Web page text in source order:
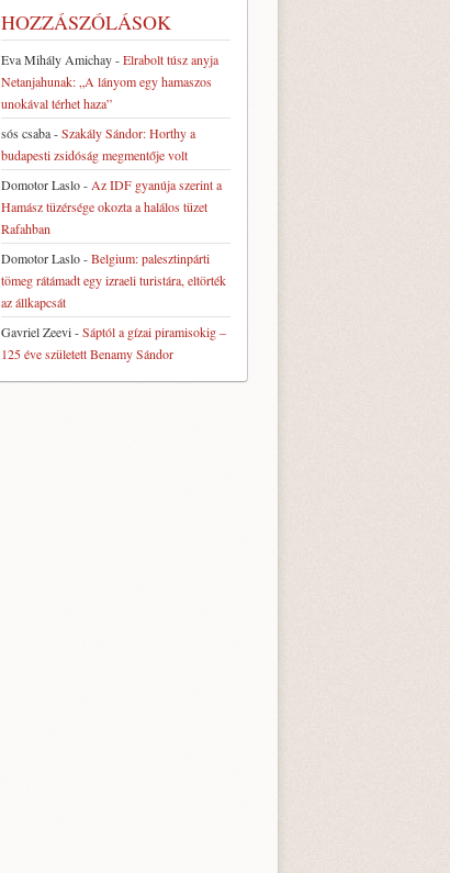
HOZZÁSZÓLÁSOK
Eva Mihály Amichay-Elrabolt túsz anyja
Netanjahunak: „A lányom egy hamaszos
unokával térhet haza”
sós csaba-Szakály Sándor: Horthy a
budapesti zsidóság megmentője volt
Domotor Laslo- Az IDF gyanúja szerint a
Hamász tüzérsége okozta a halálos tüzet
Rafahban
Domotor Laslo-Belgium: palesztinpárti
tömeg rátámadt egy izraeli turistára, eltörték
az állkapcsát
Gavriel Zeevi-Sáptól a gízai piramisokig –
125 éve született Benamy Sándor